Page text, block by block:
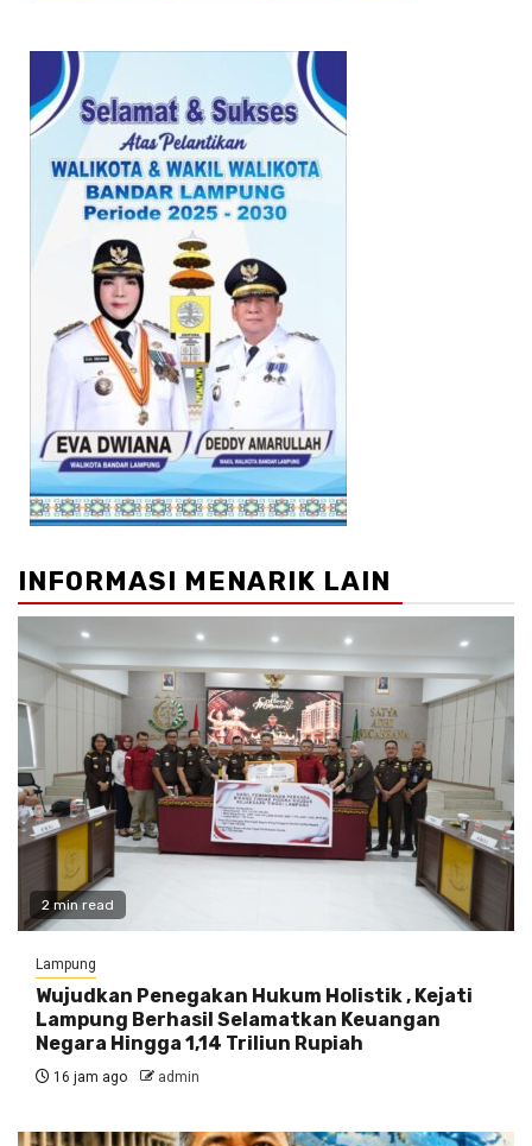
INFORMASI MENARIK LAIN
2 min read
Lampung
Wujudkan Penegakan Hukum Holistik , Kejati
Lampung Berhasil Selamatkan Keuangan
Negara Hingga 1,14 Triliun Rupiah
16 jam ago admin